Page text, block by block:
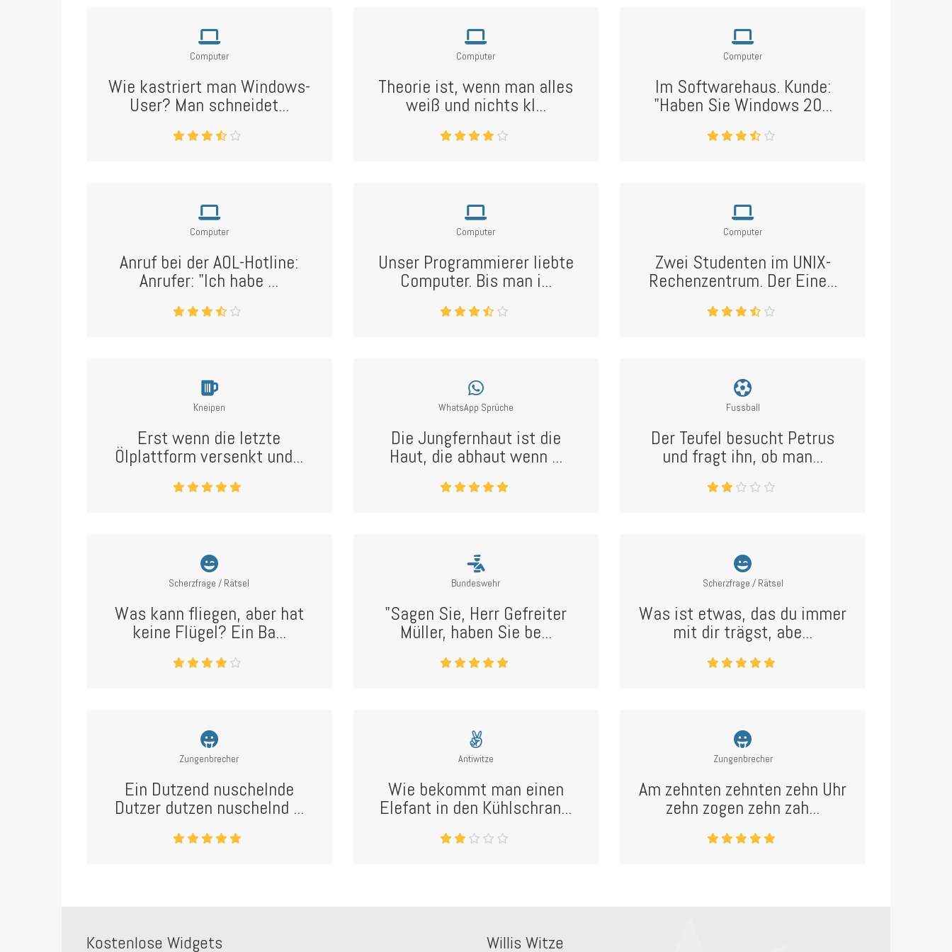
Computer
Wie kastriert man Windows-
User? Man schneidet...
Computer
Theorie ist, wenn man alles
weiß und nichts kl...
Computer
Im Softwarehaus. Kunde:
"Haben Sie Windows 20...
Computer
Anruf bei der AOL-Hotline:
Anrufer: "Ich habe ...
Computer
Unser Programmierer liebte
Computer. Bis man i...
Computer
Zwei Studenten im UNIX-
Rechenzentrum. Der Eine...
Kneipen
Erst wenn die letzte
Ölplattform versenkt und...
WhatsApp Sprüche
Die Jungfernhaut ist die
Haut, die abhaut wenn ...
Fussball
Der Teufel besucht Petrus
und fragt ihn, ob man...
Scherzfrage / Rätsel
Was kann fliegen, aber hat
keine Flügel? Ein Ba...
Bundeswehr
"Sagen Sie, Herr Gefreiter
Müller, haben Sie be...
Scherzfrage / Rätsel
Was ist etwas, das du immer
mit dir trägst, abe...
Zungenbrecher
Ein Dutzend nuschelnde
Dutzer dutzen nuschelnd ...
Antiwitze
Wie bekommt man einen
Elefant in den Kühlschran...
Zungenbrecher
Am zehnten zehnten zehn Uhr
zehn zogen zehn zah...
Kostenlose Widgets Willis Witze